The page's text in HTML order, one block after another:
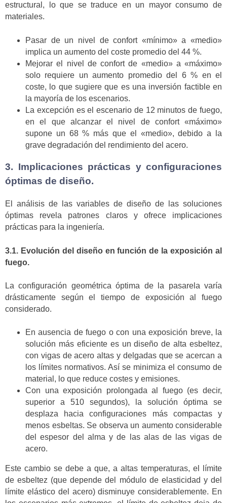
estructural, lo que se traduce en un mayor consumo de
materiales.
Pasar de un nivel de confort «mínimo» a «medio»
implica un aumento del coste promedio del 44 %.
Mejorar el nivel de confort de «medio» a «máximo»
solo requiere un aumento promedio del 6 % en el
coste, lo que sugiere que es una inversión factible en
la mayoría de los escenarios.
La excepción es el escenario de 12 minutos de fuego,
en el que alcanzar el nivel de confort «máximo»
supone un 68 % más que el «medio», debido a la
grave degradación del rendimiento del acero.
3. Implicaciones prácticas y configuraciones
óptimas de diseño.
El análisis de las variables de diseño de las soluciones
óptimas revela patrones claros y ofrece implicaciones
prácticas para la ingeniería.
3.1. Evolución del diseño en función de la exposición al
fuego.
La configuración geométrica óptima de la pasarela varía
drásticamente según el tiempo de exposición al fuego
considerado.
En ausencia de fuego o con una exposición breve, la
solución más eficiente es un diseño de alta esbeltez,
con vigas de acero altas y delgadas que se acercan a
los límites normativos. Así se minimiza el consumo de
material, lo que reduce costes y emisiones.
Con una exposición prolongada al fuego (es decir,
superior a 510 segundos), la solución óptima se
desplaza hacia configuraciones más compactas y
menos esbeltas. Se observa un aumento considerable
del espesor del alma y de las alas de las vigas de
acero.
Este cambio se debe a que, a altas temperaturas, el límite
de esbeltez (que depende del módulo de elasticidad y del
límite elástico del acero) disminuye considerablemente. En